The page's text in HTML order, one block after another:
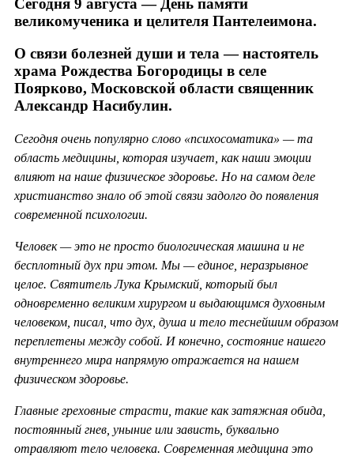
Сегодня 9 августа — День памяти
великомученика и целителя Пантелеимона.
О связи болезней души и тела — настоятель
храма Рождества Богородицы в селе
Поярково, Московской области священник
Александр Насибулин.
Сегодня очень популярно слово «психосоматика» — та
область медицины, которая изучает, как наши эмоции
влияют на наше физическое здоровье. Но на самом деле
христианство знало об этой связи задолго до появления
современной психологии.
Человек — это не просто биологическая машина и не
бесплотный дух при этом. Мы — единое, неразрывное
целое. Святитель Лука Крымский, который был
одновременно великим хирургом и выдающимся духовным
человеком, писал, что дух, душа и тело теснейшим образом
переплетены между собой. И конечно, состояние нашего
внутреннего мира напрямую отражается на нашем
физическом здоровье.
Главные греховные страсти, такие как затяжная обида,
постоянный гнев, уныние или зависть, буквально
отравляют тело человека. Современная медицина это